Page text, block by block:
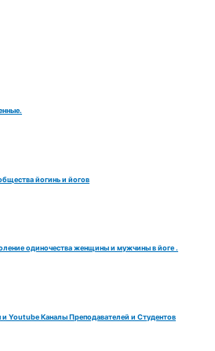
йогинь и йогов
одиночества женщины и мужчины в йоге .
и Youtube Каналы Преподавателей и Студентов